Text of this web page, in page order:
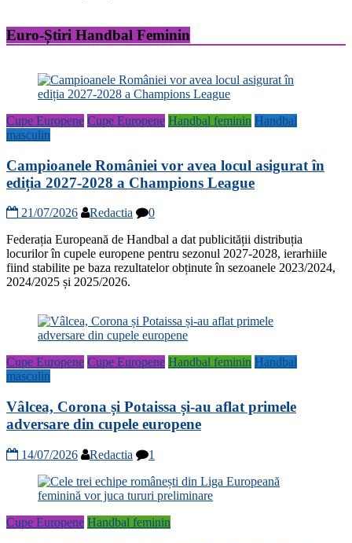
Euro-Știri Handbal Feminin
Cupe Europene Cupe Europene Handbal feminin Handbal
masculin
Campioanele României vor avea locul asigurat în
ediția 2027-2028 a Champions League
21/07/2026 Redactia
0
Federația Europeană de Handbal a dat publicității distribuția
locurilor în cupele europene pentru sezonul 2027-2028, ierarhiile
fiind stabilite pe baza rezultatelor obținute în sezoanele 2023/2024,
2024/2025 și 2025/2026.
Cupe Europene Cupe Europene Handbal feminin Handbal
masculin
Vâlcea, Corona și Potaissa și-au aflat primele
adversare din cupele europene
14/07/2026 Redactia 1
Cupe Europene Handbal feminin